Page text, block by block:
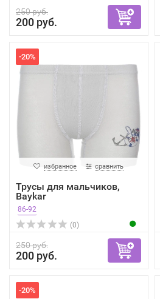
250 руб.
200 руб.
-20%
избранное сравнить
Трусы для мальчиков,
Baykar
86-92
(0)
250 руб.
200 руб.
-20%